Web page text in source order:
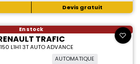
Devis gratuit
En stock
TRAFIC
L1H1 3T AUTO ADVANCE
AUTOMATIQUE